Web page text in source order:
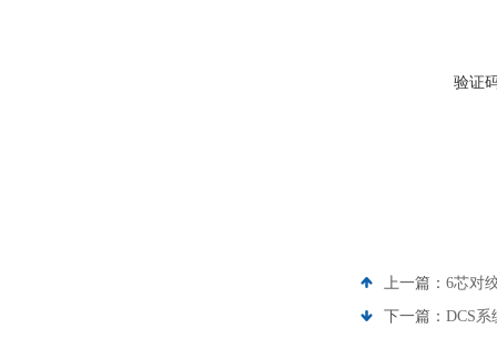
验证
上一篇： 6芯对
下一篇： DCS系